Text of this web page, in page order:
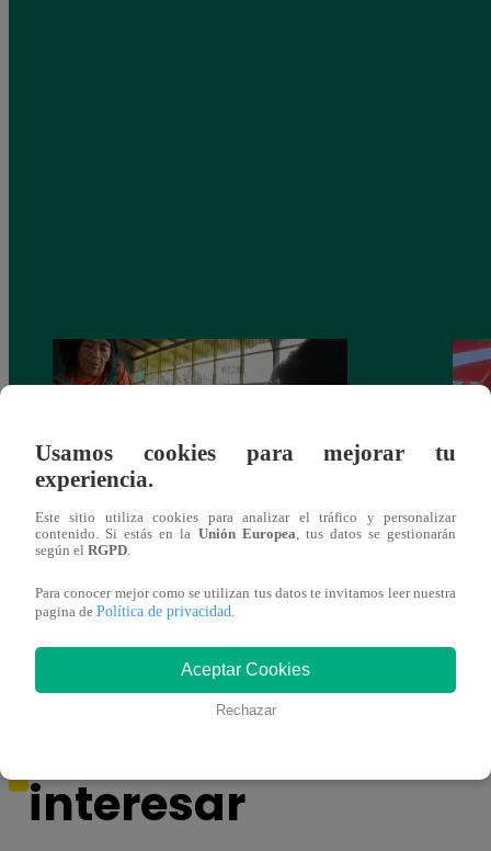
Mujeres indígenas y amazónicas del Perú
derecho a la consulta previa
También te puede
interesar
Usamos cookies para mejorar tu
experiencia.
Este sitio utiliza cookies para analizar el tráfico y personalizar
contenido. Si estás en la Unión Europea , tus datos se gestionarán
según el RGPD
Para conocer mejor como se utilizan tus datos te invitamos leer nuestra
pagina de Política de privacidad
Aceptar Cookies
Rechazar